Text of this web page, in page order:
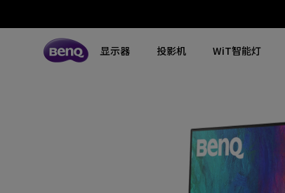
显示器
搜寻重点规格
144Hz
HDMI 2.1
投影机
4K UHD (3840×2160)
WiT智能灯